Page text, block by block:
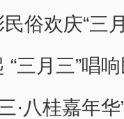
俗欢庆“三
三月三”唱
·八桂嘉年